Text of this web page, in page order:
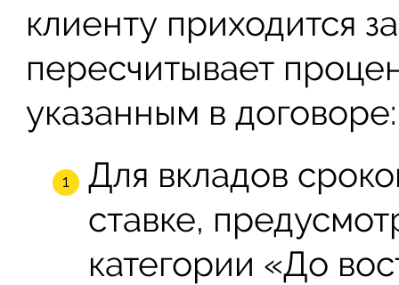
клиенту приходится
пересчитывает
указанным в договоре:
Для вкладов
ставке,
категории «До